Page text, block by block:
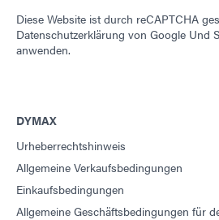
Diese Website ist durch reCAPTCHA
Datenschutzerklärung von Google Und
anwenden.
DYMAX
Urheberrechtshinweis
Allgemeine Verkaufsbedingungen
Einkaufsbedingungen
Allgemeine Geschäftsbedingungen für